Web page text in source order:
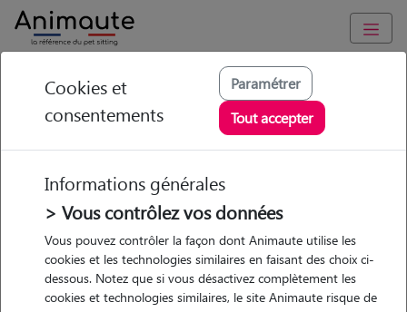
Animaute Auvergne-Rhône-Alpes Isère/Villefontaine
Philippe - Petsitter à
ROCHE
• 31 ans
Garde
chez le Pet Sitter
Cookies et
consentements
Paramétrer
Tout accepter
Informations générales
> Vous contrôlez vos données
Vous pouvez contrôler la façon dont Animaute utilise les
cookies et les technologies similaires en faisant des choix ci-
dessous. Notez que si vous désactivez complètement les
cookies et technologies similaires, le site Animaute risque de